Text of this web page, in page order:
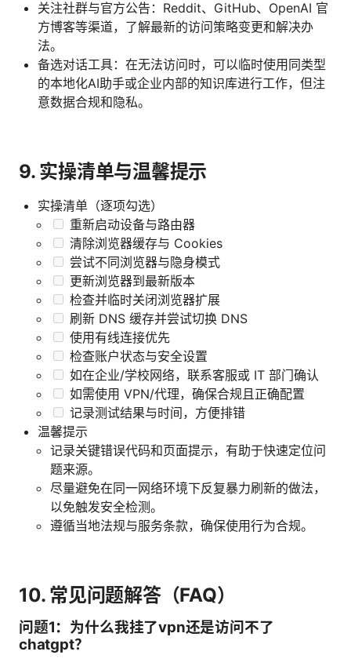
关注社群与官方公告：Reddit、GitHub、OpenAI 官
方博客等渠道，了解最新的访问策略变更和解决办
法。
备选对话工具：在无法访问时，可以临时使用同类型
的本地化AI助手或企业内部的知识库进行工作，但注
意数据合规和隐私。
9. 实操清单与温馨提示
实操清单（逐项勾选）
重新启动设备与路由器
清除浏览器缓存与 Cookies
尝试不同浏览器与隐身模式
更新浏览器到最新版本
检查并临时关闭浏览器扩展
刷新 DNS 缓存并尝试切换 DNS
使用有线连接优先
检查账户状态与安全设置
如在企业/学校网络，联系客服或 IT 部门确认
如需使用 VPN/代理，确保合规且正确配置
记录测试结果与时间，方便排错
温馨提示
记录关键错误代码和页面提示，有助于快速定位问
题来源。
尽量避免在同一网络环境下反复暴力刷新的做法，
以免触发安全检测。
遵循当地法规与服务条款，确保使用行为合规。
10. 常见问题解答（FAQ）
问题1：为什么我挂了vpn还是访问不了
chatgpt？